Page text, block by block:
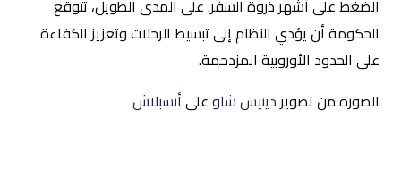
الضغط على أشهر ذروة السفر. على المدى الطويل، تتوقع
الحكومة أن يؤدي النظام إلى تبسيط الرحلات وتعزيز الكفاءة
على الحدود الأوروبية المزدحمة.
الصورة من تصوير دينيس شاوعلىأنسبلاش